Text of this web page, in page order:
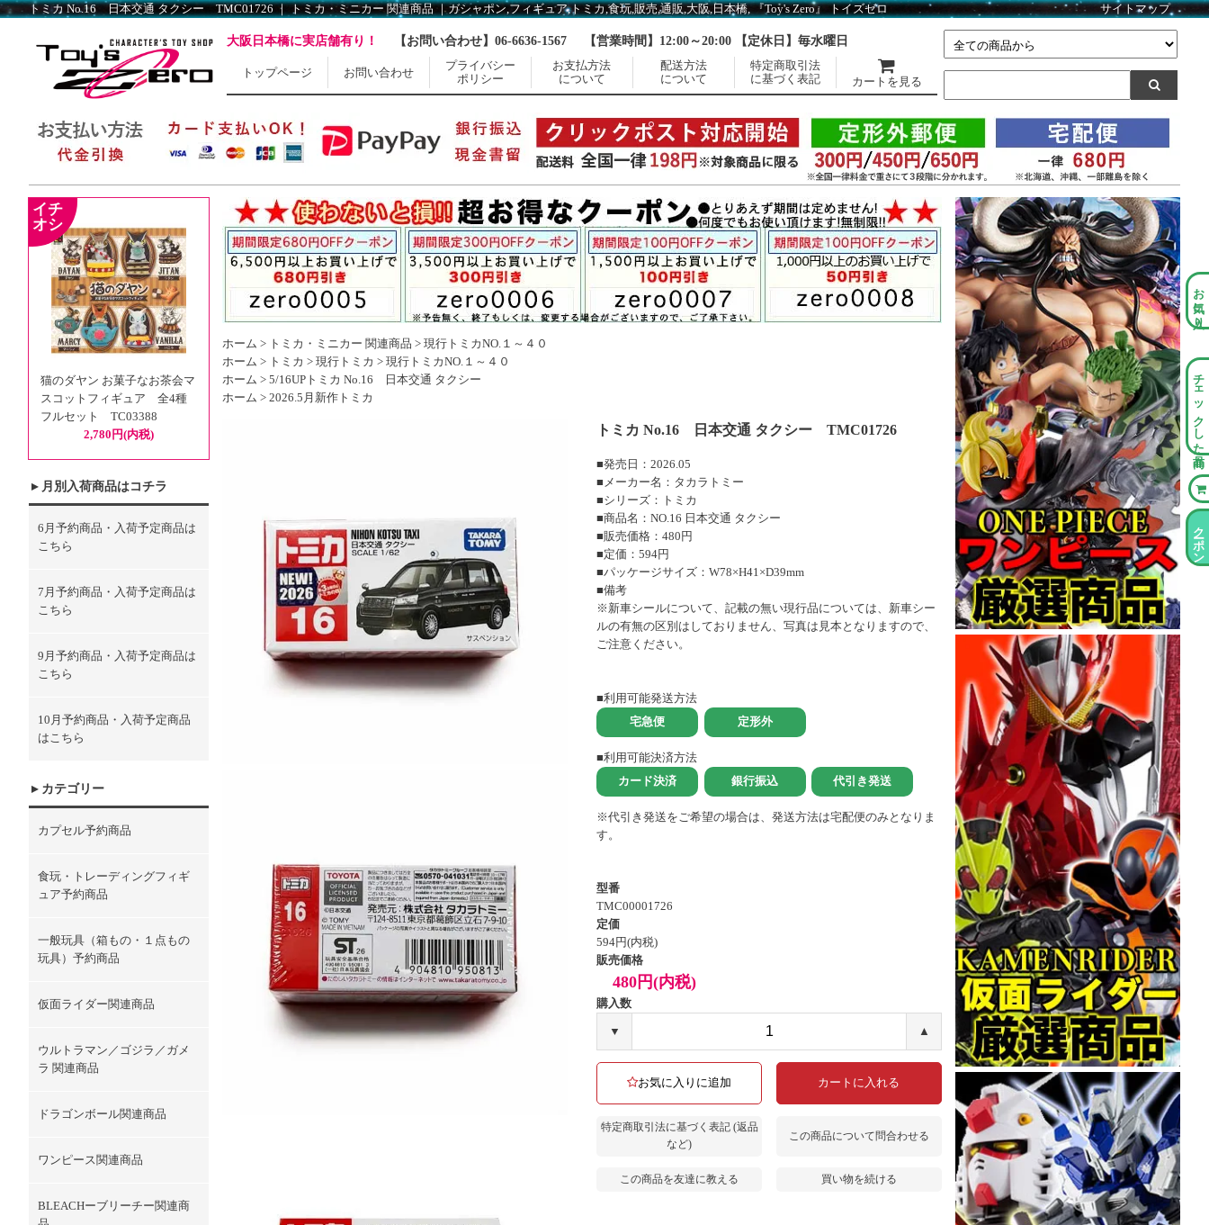
トミカ No.16 日本交通 タクシー TMC01726 ｜ トミカ・ミニカー 関連商品 ｜ガシャポン,フィギュア,トミカ,食玩,販売,通販,大阪,日本橋, 『Toy's Zero』 トイズゼロ サイトマップ
大阪日本橋に実店舗有り！ 【お問い合わせ】06-6636-1567 【営業時間】12:00～20:00 【定休日】毎水曜日
トップページ お問い合わせ
プライバシー
ポリシー
お支払方法
について
配送方法
について
特定商取引法
に基づく表記
カートを見る
猫のダヤン お菓子なお茶会マ
スコットフィギュア 全4種
フルセット TC03388
2,780円(内税)
月別入荷商品はコチラ
6月予約商品・入荷予定商品は
こちら
7月予約商品・入荷予定商品は
こちら
9月予約商品・入荷予定商品は
こちら
10月予約商品・入荷予定商品
はこちら
カテゴリー
カプセル予約商品
食玩・トレーディングフィギ
ュア予約商品
一般玩具（箱もの・１点もの
玩具）予約商品
仮面ライダー関連商品
ウルトラマン／ゴジラ／ガメ
ラ 関連商品
ドラゴンボール関連商品
ワンピース関連商品
BLEACHーブリーチー関連商
ホーム > トミカ・ミニカー 関連商品 > 現行トミカNO.１～４０
ホーム > トミカ > 現行トミカ > 現行トミカNO.１～４０
ホーム > 5/16UP トミカ No.16 日本交通 タクシー
ホーム > 2026.5月新作トミカ
トミカ No.16 日本交通 タクシー TMC01726
■発売日：2026.05
■メーカー名：タカラトミー
■シリーズ：トミカ
■商品名：NO.16 日本交通 タクシー
■販売価格：480円
■定価：594円
■パッケージサイズ：W78×H41×D39mm
■備考
※新車シールについて、記載の無い現行品については、新車シー
ルの有無の区別はしておりません、写真は見本となりますので、
ご注意ください。
■利用可能発送方法
■利用可能決済方法
※代引き発送をご希望の場合は、発送方法は宅配便のみとなりま
す。
型番
TMC00001726
定価
594円(内税)
販売価格
480円(内税)
購入数
▼ ▲
お気に入りに追加 カートに入れる
特定商取引法に基づく表記 (返品
など)
この商品について問合わせる
この商品を友達に教える 買い物を続ける
お気に入り
チェックした商品
クーポン情報